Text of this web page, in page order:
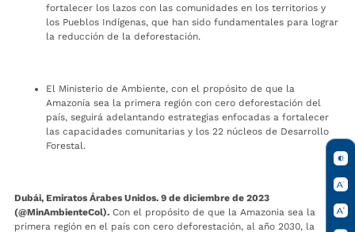
fortalecer los lazos con las comunidades en los territorios y
los Pueblos Indígenas, que han sido fundamentales para lograr
la reducción de la deforestación.
El Ministerio de Ambiente, con el propósito de que la
Amazonía sea la primera región con cero deforestación del
país, seguirá adelantando estrategias enfocadas a fortalecer
las capacidades comunitarias y los 22 núcleos de Desarrollo
Forestal.
Dubái, Emiratos Árabes Unidos. 9 de diciembre de 2023
(@MinAmbienteCol). Con el propósito de que la Amazonia sea la
primera región en el país con cero deforestación, al año 2030, la